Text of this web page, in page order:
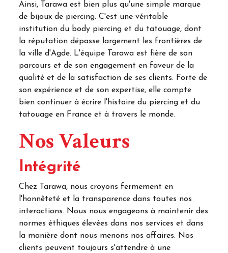
Ainsi, Tarawa est bien plus qu'une simple marque
de bijoux de piercing. C'est une véritable
institution du body piercing et du tatouage, dont
la réputation dépasse largement les frontières de
la ville d'Agde. L'équipe Tarawa est fière de son
parcours et de son engagement en faveur de la
qualité et de la satisfaction de ses clients. Forte de
son expérience et de son expertise, elle compte
bien continuer à écrire l'histoire du piercing et du
tatouage en France et à travers le monde.
Nos Valeurs
Intégrité
Chez Tarawa, nous croyons fermement en
l'honnêteté et la transparence dans toutes nos
interactions. Nous nous engageons à maintenir des
normes éthiques élevées dans nos services et dans
la manière dont nous menons nos affaires. Nos
clients peuvent toujours s'attendre à une